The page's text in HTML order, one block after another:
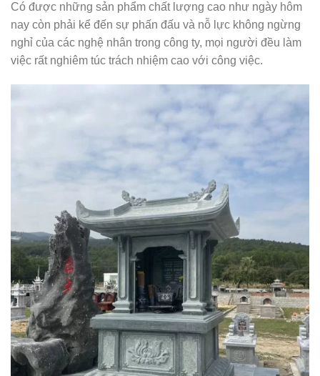
Có được những sản phẩm chất lượng cao như ngày hôm
nay còn phải kể đến sự phấn đấu và nỗ lực không ngừng
nghỉ của các nghệ nhân trong công ty, mọi người đều làm
việc rất nghiêm túc trách nhiệm cao với công việc.